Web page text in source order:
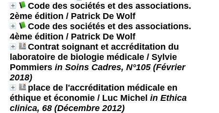
Code des sociétés et des associations.
2ème édition / Patrick De Wolf
Code des sociétés et des associations.
4ème édition / Patrick De Wolf
Contrat soignant et accréditation du
laboratoire de biologie médicale / Sylvie
Pommiers in Soins Cadres, N°105 (Février
2018)
place de l'accréditation médicale en
éthique et économie / Luc Michel in Ethica
clinica, 68 (Décembre 2012)